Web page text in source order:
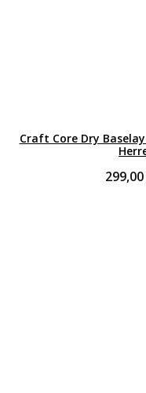
Craft Core Dry
299,00